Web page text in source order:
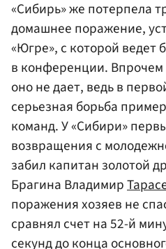
«Сибирь» же потерпела
домашнее поражение,
«Югре», с которой ведет
в конференции.
оно не дает, ведь в
серьезная борьба
команд. У «Сибири»
возвращения с
забил капитан золотой
Брагина Владимир
поражения хозяев не
сравнял счет на 52-й
секунд до конца